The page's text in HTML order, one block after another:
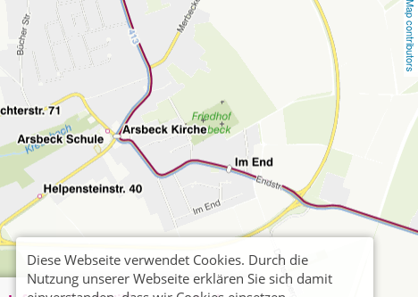
Diese Webseite verwendet Cookies. Durch die
Nutzung unserer Webseite erklären Sie sich damit